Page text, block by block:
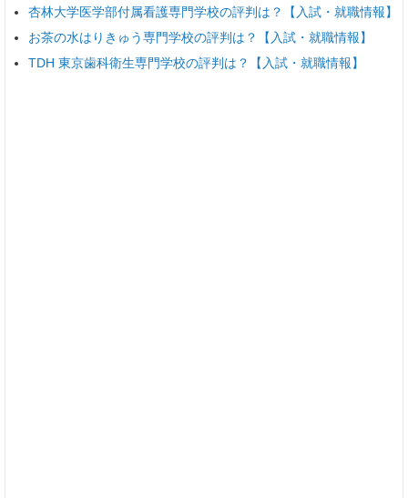
杏林大学医学部付属看護専門学校の評判は？【入試・就職情報】
お茶の水はりきゅう専門学校の評判は？【入試・就職情報】
TDH 東京歯科衛生専門学校の評判は？【入試・就職情報】